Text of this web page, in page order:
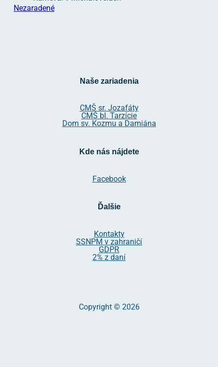
Nezaradené
Naše zariadenia
CMŠ sr. Jozafáty
CMŠ bl. Tarzície
Dom sv. Kozmu a Damiána
Kde nás nájdete
Facebook
Ďalšie
Kontakty
SSNPM v zahraničí
GDPR
2% z daní
Copyright © 2026